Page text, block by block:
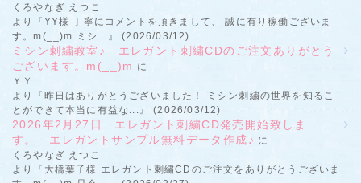
くろやなぎ えつこ
より『YY様 丁寧にコメントを頂きまして、 誠に有り稼働ございま
す。m(__)m ミシ...』 (2026/03/12)
ミシン刺繍教室♪ エレガント刺繍CDのご注文ありがとう
ございます。m(__)m に
ＹＹ
より『昨日はありがとうございました！ ミシン刺繍の世界を知るこ
とができて本当に有益な...』 (2026/03/12)
2026年2月27日 エレガント刺繍CD発売開始致しま
す。 エレガントサンプル無料データ作成♪ に
くろやなぎ えつこ
より『大橋葉子様 エレガント刺繍CDのご注文をありがとうございま